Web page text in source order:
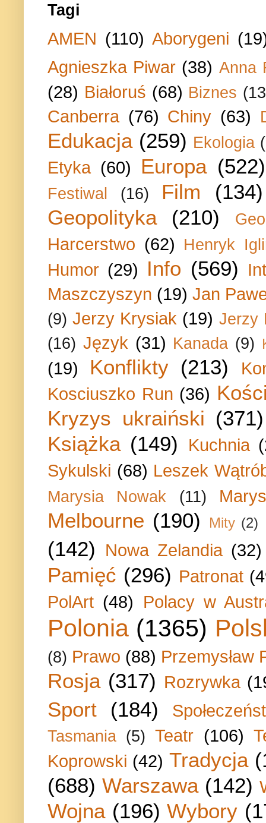
Tagi
AMEN (110) Aborygeni
Agnieszka Piwar (38) Anna
(28) Białoruś (68) Biznes
Canberra (76) Chiny (63)
Edukacja (259) Ekologia
Etyka (60) Europa (522)
Festiwal (16) Film
(134)
Geopolityka
(210)
Harcerstwo (62) Henryk
Humor (29) Info (569)
Maszczyszyn (19) Jan
(9) Jerzy Krysiak (19) Jerzy
(16) Język (31) Kanada (9)
(19) Konflikty (213)
Kosciuszko Run (36)
Kryzys ukraiński (371)
Książka (149) Kuchnia
Sykulski (68) Leszek
Marysia Nowak (11)
Melbourne (190) Mity (2)
(142) Nowa Zelandia (32)
Pamięć (296) Patronat
PolArt (48) Polacy w
Polonia (1365)
(8) Prawo (88) Przemysław
Rosja (317) Rozrywka
Sport (184)
Tasmania (5) Teatr (106)
Koprowski (42) Tradycja
(688) Warszawa (142)
Wojna (196) Wybory